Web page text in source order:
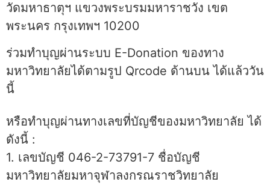
วัดมหาธาตุฯ แขวงพระบรมมหาราชวัง เขต
พระนคร กรุงเทพฯ 10200
ร่วมทำบุญผ่านระบบ E-Donation ของทาง
มหาวิทยาลัยได้ตามรูป Qrcode ด้านบน ได้แล้ววัน
นี้
หรือทำบุญผ่านทางเลขที่บัญชีของมหาวิทยาลัย ได้
ดังนี้ :
1. เลขบัญชี 046-2-73791-7 ชื่อบัญชี
มหาวิทยาลัยมหาจุฬาลงกรณราชวิทยาลัย